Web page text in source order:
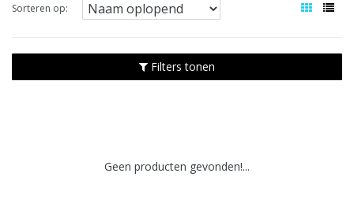
Sorteren op:
Filters tonen
Geen producten gevonden!...